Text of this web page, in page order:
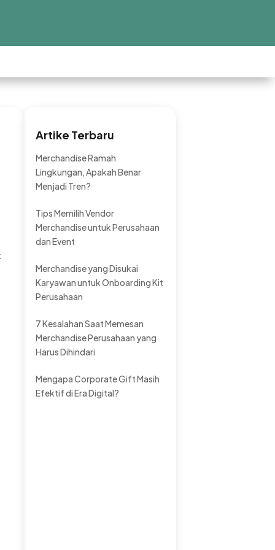
Artike Terbaru
Merchandise Ramah
Lingkungan, Apakah Benar
Menjadi Tren?
Tips Memilih Vendor
Merchandise untuk Perusahaan
dan Event
Merchandise yang Disukai
Karyawan untuk Onboarding Kit
Perusahaan
7 Kesalahan Saat Memesan
Merchandise Perusahaan yang
Harus Dihindari
Mengapa Corporate Gift Masih
Efektif di Era Digital?